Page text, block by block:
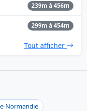
239m à 456m
299m à 454m
Tout afficher
Normandie